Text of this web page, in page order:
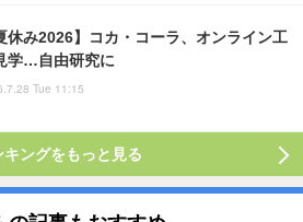
休み2026】コカ・コーラ、オンライン工
学…自由研究に
Tue 11:15
キングをもっと見る